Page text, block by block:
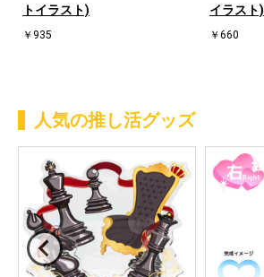
トイラスト)
￥935
イラスト)
￥660
人気の推し活グッズ